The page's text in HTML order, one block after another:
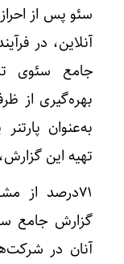
سئو پس از
آنلاین، در
جامع سئوی
بهره‌گیری از
به‌عنوان
تهیه این
۷۱درصد از